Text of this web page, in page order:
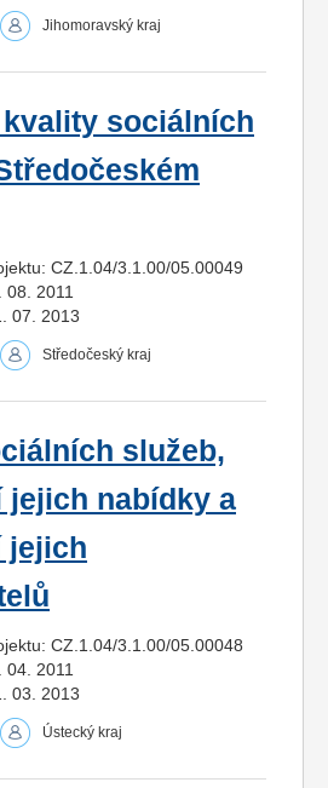
Jihomoravský kraj
sociálních
CZ.1.04/3.1.00/05.00049
2011
07. 2013
Středočeský kraj
služeb,
jejich nabídky a
jejich
CZ.1.04/3.1.00/05.00048
2011
03. 2013
Ústecký kraj